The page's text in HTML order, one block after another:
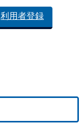
利用者登録